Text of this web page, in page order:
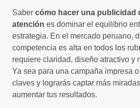
Saber cómo hacer una publicidad
atención es dominar el equilibrio
estrategia. En el mercado peruano,
competencia es alta en todos los
requiere claridad, diseño atractivo y
Ya sea para una campaña impresa
claves y lograrás captar más
aumentar tus resultados.